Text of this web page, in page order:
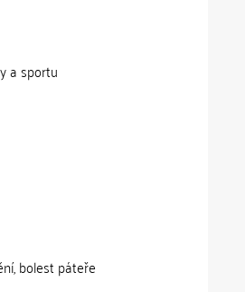
a sportu
bolest páteře